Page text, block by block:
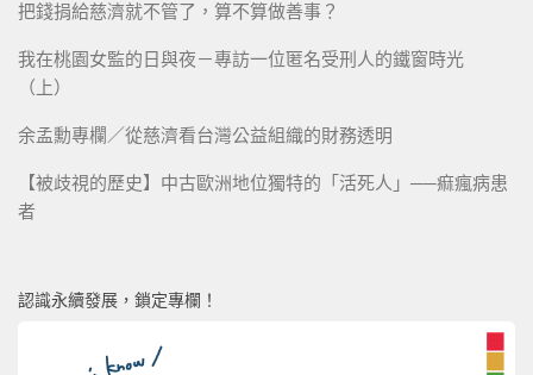
把錢捐給慈濟就不管了，算不算做善事？
我在桃園女監的日與夜－專訪一位匿名受刑人的鐵窗時光
（上）
余孟勳專欄／從慈濟看台灣公益組織的財務透明
【被歧視的歷史】中古歐洲地位獨特的「活死人」──痲瘋病患
者
認識永續發展，鎖定專欄！